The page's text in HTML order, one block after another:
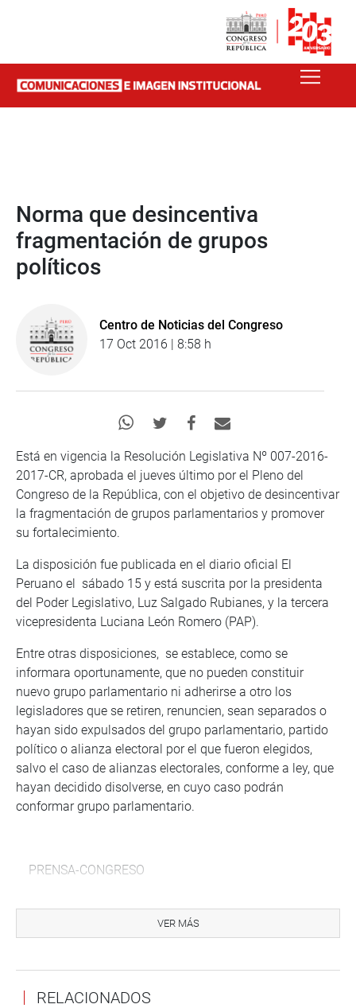
Norma que desincentiva
fragmentación de grupos
políticos
Centro de Noticias del Congreso
17 Oct 2016 | 8:58 h
Está en vigencia la Resolución Legislativa Nº 007-2016-
2017-CR, aprobada el jueves último por el Pleno del
Congreso de la República, con el objetivo de desincentivar
la fragmentación de grupos parlamentarios y promover
su fortalecimiento.
La disposición fue publicada en el diario oficial El
Peruano el sábado 15 y está suscrita por la presidenta
del Poder Legislativo, Luz Salgado Rubianes, y la tercera
vicepresidenta Luciana León Romero (PAP).
Entre otras disposiciones, se establece, como se
informara oportunamente, que no pueden constituir
nuevo grupo parlamentario ni adherirse a otro los
legisladores que se retiren, renuncien, sean separados o
hayan sido expulsados del grupo parlamentario, partido
político o alianza electoral por el que fueron elegidos,
salvo el caso de alianzas electorales, conforme a ley, que
hayan decidido disolverse, en cuyo caso podrán
conformar grupo parlamentario.
PRENSA-CONGRESO
VER MÁS
RELACIONADOS